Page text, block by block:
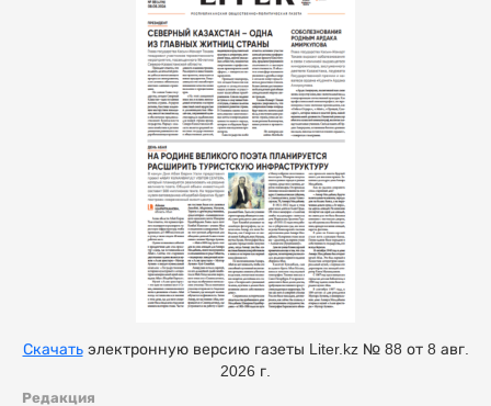
Редакция
Скачатьэлектронную версию газеты Liter.kz № 88 от 8 авг.
2026 г.